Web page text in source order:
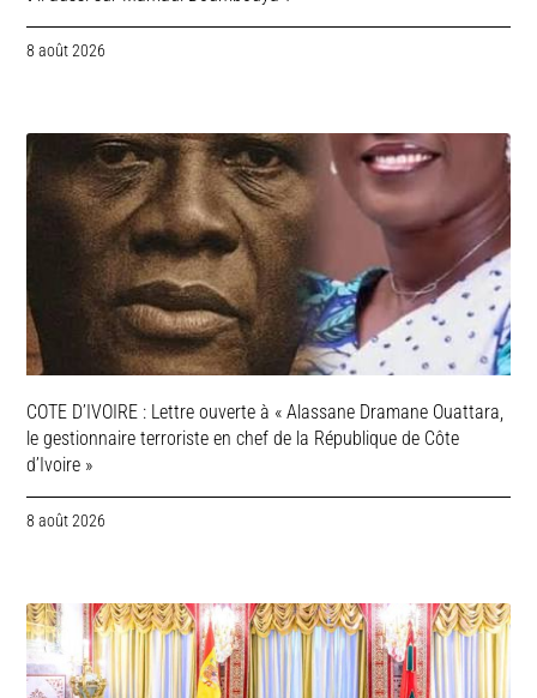
8 août 2026
COTE D’IVOIRE : Lettre ouverte à « Alassane Dramane Ouattara,
le gestionnaire terroriste en chef de la République de Côte
d’Ivoire »
8 août 2026